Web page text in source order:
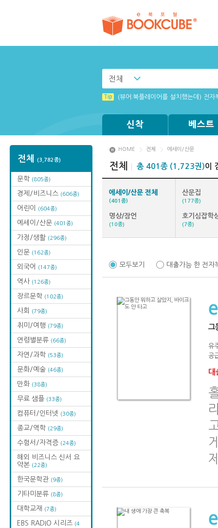
전체
Tip (뷰어:북플레이어를 설치했는데) 전자
신착 베스트
전체 (3,782종)
문학 (805종)
경제/비즈니스 (606종)
어린이 (604종)
에세이/산문 (401종)
가정/생활 (296종)
인문 (162종)
외국어 (147종)
역사 (126종)
장르문학 (102종)
사회 (79종)
취미/여행 (79종)
연령별분류 (66종)
자연/과학 (53종)
문화/예술 (46종)
만화 (38종)
무료 샘플 (33종)
컴퓨터/인터넷 (30종)
종교/역학 (29종)
수험서/자격증 (24종)
해외 비즈니스 신서 요
약본 (22종)
한국문학관 (9종)
기타미분류 (8종)
대학교재 (7종)
EBS RADIO 시리즈 (4
HOME 전체 에세이/산문
전체 총 401종 (1,723권)이
에세이/산문 전체
(401종)
산문집
(177종)
명상/잠언
(10종)
호기심잡학
(7종)
모두보기 대출가능 한 전자
그
유
공
대